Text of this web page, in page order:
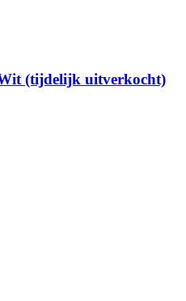
(tijdelijk uitverkocht)